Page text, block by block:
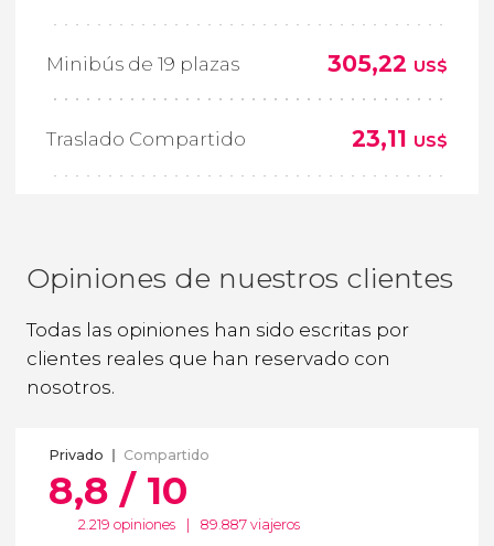
Minibús de 19 plazas 305,22 US$
Traslado Compartido 23,11 US$
Opiniones de nuestros clientes
Todas las opiniones han sido escritas por
clientes reales que han reservado con
nosotros.
Privado Compartido
8,8 / 10
2.219 opiniones 89.887 viajeros